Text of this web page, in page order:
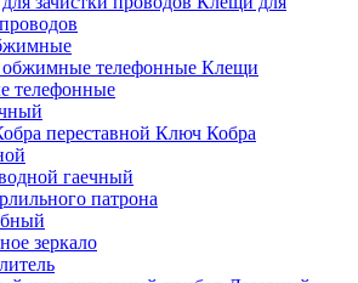
Клещи
телефонные
Ключ Кобра
гаечный
патрона
зеркало